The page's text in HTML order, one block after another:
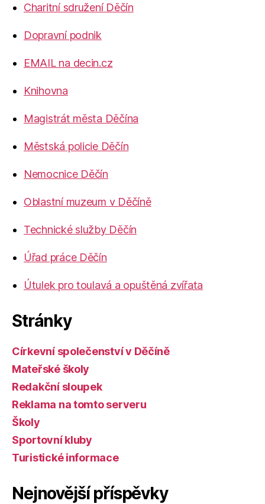
Charitní sdružení Děčín
Dopravní podnik
EMAIL na decin.cz
Knihovna
Magistrát města Děčína
Městská policie Děčín
Nemocnice Děčín
Oblastní muzeum v Děčíně
Technické služby Děčín
Úřad práce Děčín
Útulek pro toulavá a opuštěná zvířata
Stránky
Církevní společenství v Děčíně
Mateřské školy
Redakční sloupek
Reklama na tomto serveru
Školy
Sportovní kluby
Turistické informace
Nejnovější příspěvky